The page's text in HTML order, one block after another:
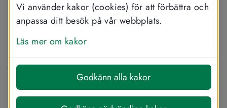
Vi använder kakor (cookies) för att förbättra och
anpassa ditt besök på vår webbplats.
Läs mer om kakor
Godkänn alla kakor
Förskolan Bullerbyn ligger i centrala
Mariannelund och har fyra avdelningar.
Avdelningarna heter Sörgården, Norrgården,
Mellangården och Hagen.
Förskolan Bullerbyn strävar efter att: